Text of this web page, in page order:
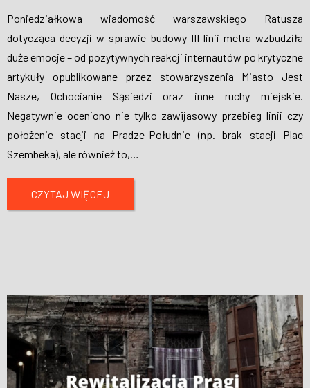
Poniedziałkowa wiadomość warszawskiego Ratusza
dotycząca decyzji w sprawie budowy III linii metra wzbudziła
duże emocje – od pozytywnych reakcji internautów po krytyczne
artykuły opublikowane przez stowarzyszenia Miasto Jest
Nasze, Ochocianie Sąsiedzi oraz inne ruchy miejskie.
Negatywnie oceniono nie tylko zawijasowy przebieg linii czy
położenie stacji na Pradze-Południe (np. brak stacji Plac
Szembeka), ale również to,…
CZYTAJ WIĘCEJ